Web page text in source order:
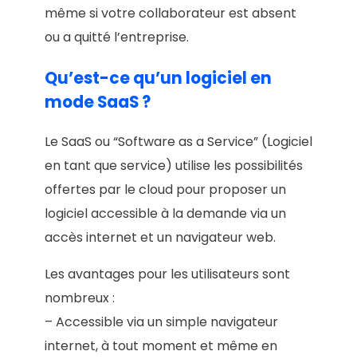
même si votre collaborateur est absent
ou a quitté l’entreprise.
Qu’est-ce qu’un logiciel en
mode SaaS ?
Le SaaS ou “Software as a Service” (Logiciel
en tant que service) utilise les possibilités
offertes par le cloud pour proposer un
logiciel accessible à la demande via un
accès internet et un navigateur web.
Les avantages pour les utilisateurs sont
nombreux :
– Accessible via un simple navigateur
internet, à tout moment et même en